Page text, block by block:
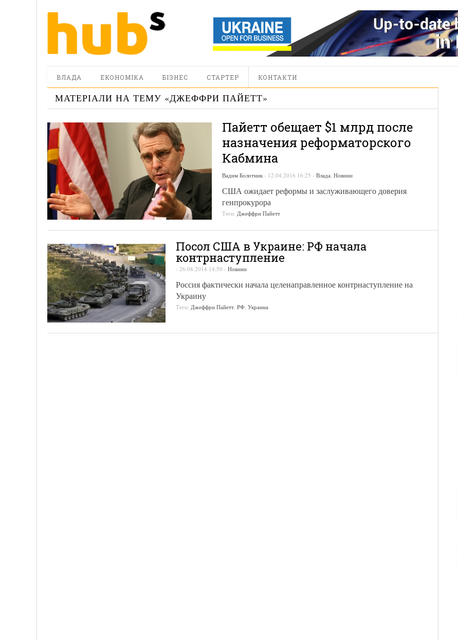
ВЛАДА ЕКОНОМІКА БІЗНЕС СТАРТЕР КОНТАКТИ
МАТЕРІАЛИ НА ТЕМУ «ДЖЕФФРИ ПАЙЕТТ»
Пайетт обещает $1 млрд после
назначения реформаторского
Кабмина
Вадим Болотник - 12.04.2016 16:25 - Влада, Новини
США ожидает реформы и заслуживающего доверия
генпрокурора
Теги: Джеффри Пайетт
Посол США в Украине: РФ начала
контрнаступление
- 26.08.2014 14:50 - Новини
Россия фактически начала целенаправленное контрнаступление на
Украину
Теги: Джеффри Пайетт РФ Украина